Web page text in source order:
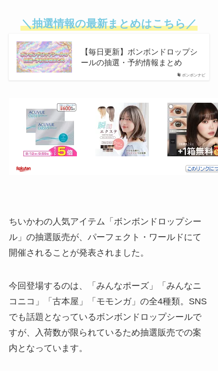
＼抽選情報の最新まとめはこちら／
ボンボンナビ
【毎日更新】ボンボンドロップシ
ールの抽選・予約情報まとめ
ちいかわの人気アイテム「ボンボンドロップシー
ル」の抽選販売が、パーフェクト・ワールドにて
開催されることが発表されました。
今回登場するのは、「みんなポーズ」「みんなニ
コニコ」「古本屋」「モモンガ」の全4種類。SNS
でも話題となっているボンボンドロップシールで
すが、入荷数が限られているため抽選販売での案
内となっています。